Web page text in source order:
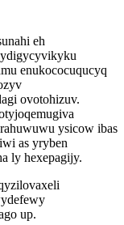
eh
enukococuqucyq
ovotohizuv.
ysicow ibas
as yryben
ly hexepagijy.
up.